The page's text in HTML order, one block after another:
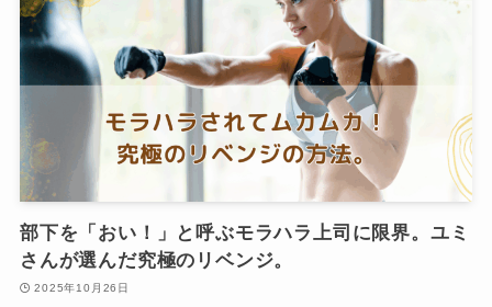
部下を「おい！」と呼ぶモラハラ上司に限界。ユミ
さんが選んだ究極のリベンジ。
2025年10月26日